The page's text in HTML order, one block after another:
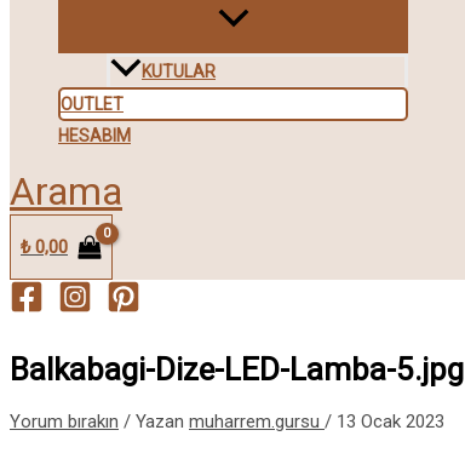
KUTULAR
OUTLET
HESABIM
Arama
₺0,00
Balkabagi-Dize-LED-Lamba-5.jpg
Yorum bırakın / Yazan muharrem.gursu / 13 Ocak 2023